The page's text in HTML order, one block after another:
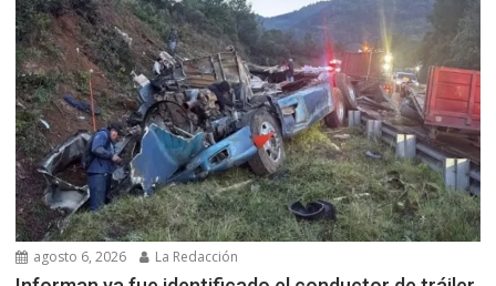
agosto 6, 2026 La Redacción